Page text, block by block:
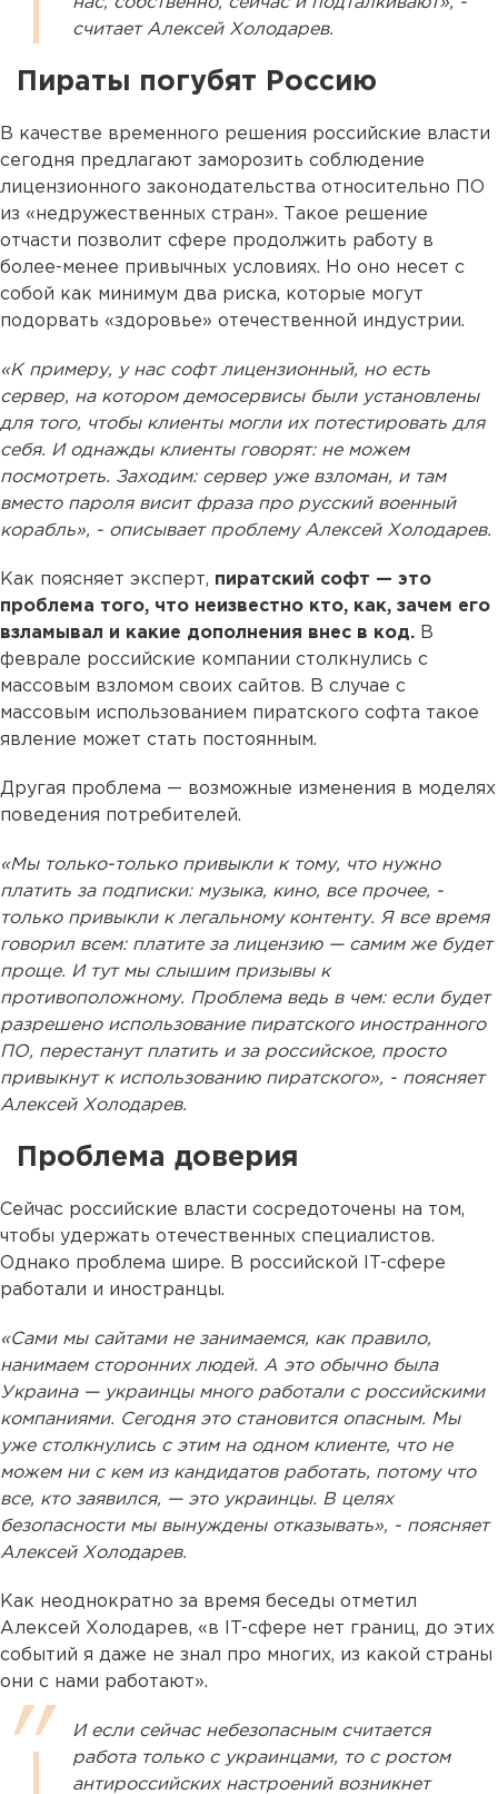
считает Алексей Холодарев.
Пираты погубят Россию
В качестве временного решения российские власти
сегодня предлагают заморозить соблюдение
лицензионного законодательства относительно ПО
из «недружественных стран». Такое решение
отчасти позволит сфере продолжить работу в
более-менее привычных условиях. Но оно несет с
собой как минимум два риска, которые могут
подорвать «здоровье» отечественной индустрии.
«К примеру, у нас софт лицензионный, но есть
сервер, на котором демосервисы были установлены
для того, чтобы клиенты могли их потестировать для
себя. И однажды клиенты говорят: не можем
посмотреть. Заходим: сервер уже взломан, и там
вместо пароля висит фраза про русский военный
корабль», - описывает проблему Алексей Холодарев.
Как поясняет эксперт, пиратский софт — это
проблема того, что неизвестно кто, как, зачем его
взламывал и какие дополнения внес в код. В
феврале российские компании столкнулись с
массовым взломом своих сайтов. В случае с
массовым использованием пиратского софта такое
явление может стать постоянным.
Другая проблема — возможные изменения в моделях
поведения потребителей.
«Мы только-только привыкли к тому, что нужно
платить за подписки: музыка, кино, все прочее, -
только привыкли к легальному контенту. Я все время
говорил всем: платите за лицензию — самим же будет
проще. И тут мы слышим призывы к
противоположному. Проблема ведь в чем: если будет
разрешено использование пиратского иностранного
ПО, перестанут платить и за российское, просто
привыкнут к использованию пиратского», - поясняет
Алексей Холодарев.
Проблема доверия
Сейчас российские власти сосредоточены на том,
чтобы удержать отечественных специалистов.
Однако проблема шире. В российской IT-сфере
работали и иностранцы.
«Сами мы сайтами не занимаемся, как правило,
нанимаем сторонних людей. А это обычно была
Украина — украинцы много работали с российскими
компаниями. Сегодня это становится опасным. Мы
уже столкнулись с этим на одном клиенте, что не
можем ни с кем из кандидатов работать, потому что
все, кто заявился, — это украинцы. В целях
безопасности мы вынуждены отказывать», - поясняет
Алексей Холодарев.
Как неоднократно за время беседы отметил
Алексей Холодарев, «в IT-сфере нет границ, до этих
событий я даже не знал про многих, из какой страны
они с нами работают».
И если сейчас небезопасным считается
работа только с украинцами, то с ростом
антироссийских настроений возникнет